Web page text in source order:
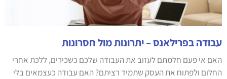
עבודה בפרילאנס – יתרונות מול חסרונות
האם אי פעם חלמתם לעזוב את העבודה שלכם כשכירים, ללכת אחרי
החלום ולפתוח את העסק שתמיד רציתם? האם עבודה כעצמאים בלי